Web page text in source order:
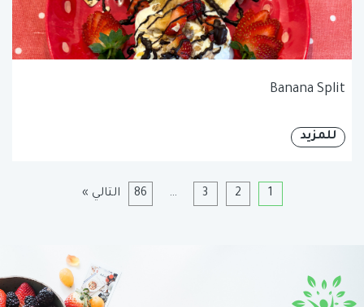
Banana Split
للمزيد
1
2
3
…
86 التالي »